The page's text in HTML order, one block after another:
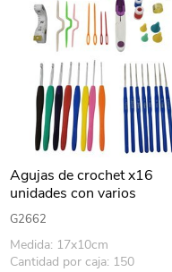
Agujas de crochet x16
unidades con varios
accesorios, en caja de
plástico
G2662
Medida: 17x10cm
Cantidad por caja: 150